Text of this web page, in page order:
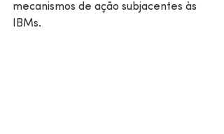
mecanismos de ação subjacentes às
IBMs.